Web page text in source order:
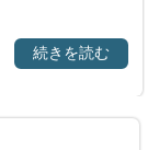
続きを読む